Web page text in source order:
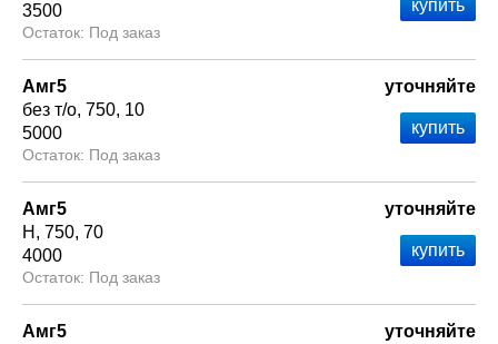
3500
Под заказ
Амг5
без т/о 750 10
5000
Под заказ
уточняйте
Амг5
Н
750 70
4000
Под заказ
уточняйте
Амг5
уточняйте